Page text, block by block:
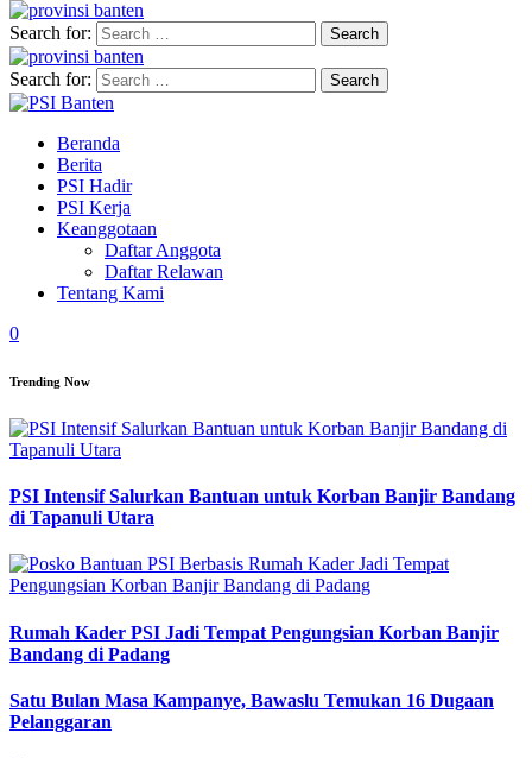
Search for:
Search for:
Beranda
Berita
PSI Hadir
PSI Kerja
Keanggotaan
Daftar Anggota
Daftar Relawan
Tentang Kami
0
Trending Now
PSI Intensif Salurkan Bantuan untuk Korban Banjir Bandang
di Tapanuli Utara
Rumah Kader PSI Jadi Tempat Pengungsian Korban Banjir
Bandang di Padang
Satu Bulan Masa Kampanye, Bawaslu Temukan 16 Dugaan
Pelanggaran